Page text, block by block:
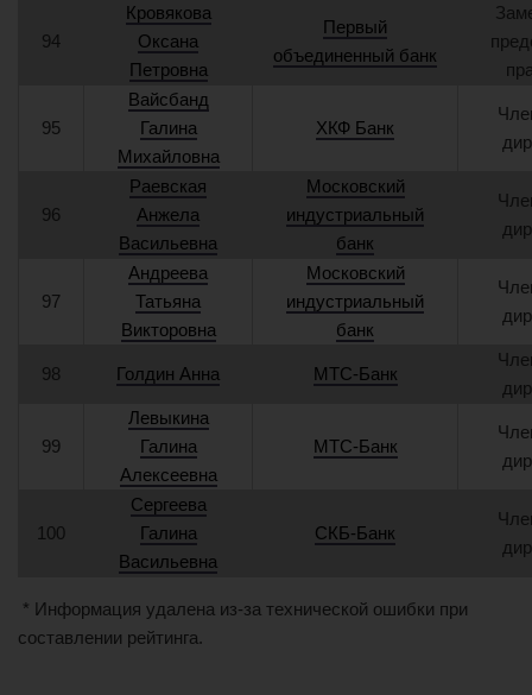
94
Кровякова
Оксана
Петровна
Первый
объединенный банк
95
Вайсбанд
Галина
Михайловна
ХКФ Банк
96
Раевская
Анжела
Васильевна
Московский
индустриальный
банк
97
Андреева
Татьяна
Викторовна
Московский
индустриальный
банк
98 Голдин Анна МТС-Банк
99
Левыкина
Галина
Алексеевна
МТС-Банк
100
Сергеева
Галина
Васильевна
СКБ-Банк
* Информация удалена из-за технической ошибки при
составлении рейтинга.